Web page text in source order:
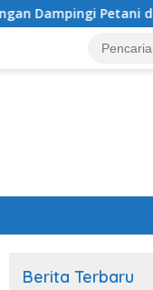
Desa Karang Bongkot
Berita Terbaru